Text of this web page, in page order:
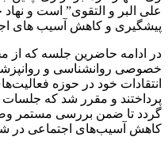
علی البر و التقوی” است و نهاد
پیشگیری و کاهش آسیب های
در ادامه حاضرین جلسه که از
خصوصی روانشناسی و
انتقادات خود در حوزه
پرداختند و مقرر شد که
گردد تا ضمن بررسی مستمر
کاهش آسیب‌های اجتماعی در